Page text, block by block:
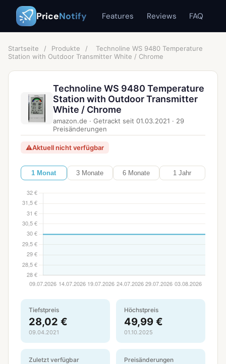
PriceNotify Features Reviews FAQ
Startseite / Produkte /
Technoline WS 9480 Temperature
Station with Outdoor Transmitter White / Chrome
Technoline WS 9480 Temperature
Station with Outdoor Transmitter
White / Chrome
amazon.de · Getrackt seit 01.03.2021 · 29
Preisänderungen
⚠Aktuell nicht verfügbar
1 Monat 3 Monate 6 Monate 1 Jahr
Tiefstpreis
28,02 €
09.04.2021
Höchstpreis
49,99 €
01.10.2025
Zuletzt verfügbar Preisänderungen